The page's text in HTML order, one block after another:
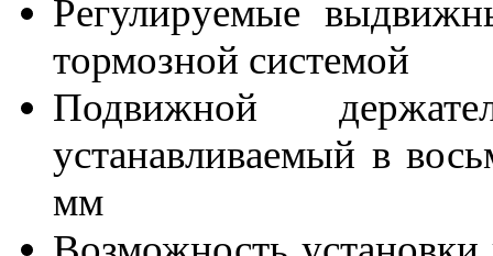
Регулируемые
тормозной системой
Подвижной
устанавливаемый в
мм